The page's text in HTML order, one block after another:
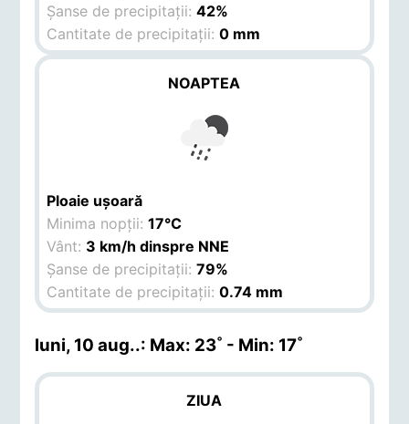
Șanse de precipitații:42%
Cantitate de precipitații:0 mm
NOAPTEA
Ploaie ușoară
Minima nopții:17°C
Vânt: 3 km/h dinspre NNE
Șanse de precipitații:79%
Cantitate de precipitații:0.74 mm
luni, 10 aug..: Max: 23˚ - Min: 17˚
ZIUA